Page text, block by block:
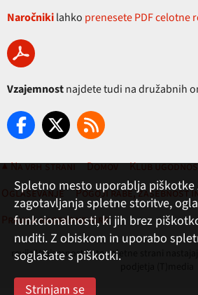
Naročnikilahko prenesete PDF celotne
Vzajemnostnajdete tudi na družabnih
▲ Na vrh strani Domov Klub
Oglaševanje
Pogoji rabe, zasebnost
Pravila nagradne igre
revija Vzajemnost in te spletne strani
Spletno mesto uporablja piškotke
zagotavljanja spletne storitve,
funkcionalnosti, ki jih brez
nuditi. Z obiskom in uporabo
soglašate s piškotki.